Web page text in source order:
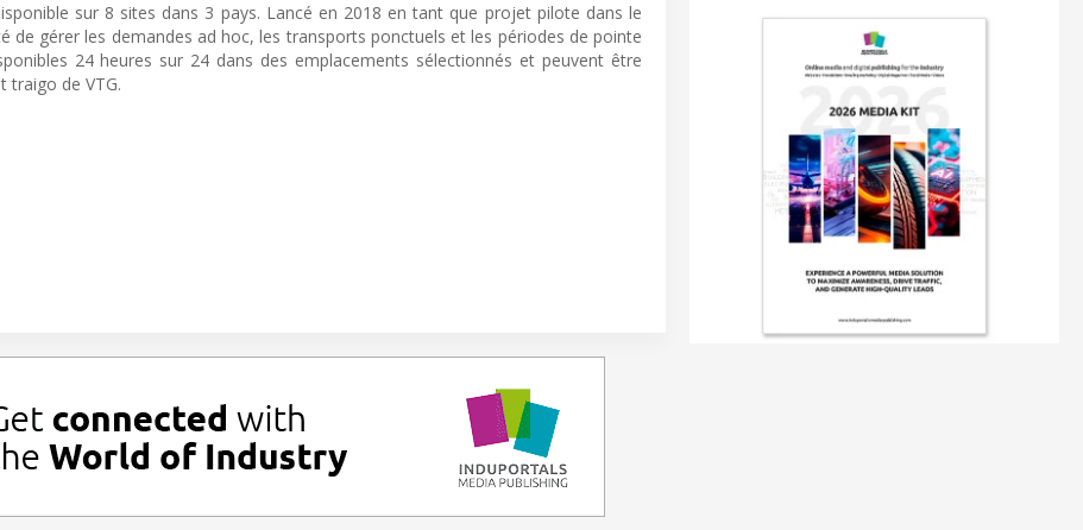
sur 8 sites dans 3 pays. Lancé en 2018 en tant que projet pilote dans le
de gérer les demandes ad hoc, les transports ponctuels et les périodes de pointe
24 heures sur 24 dans des emplacements sélectionnés et peuvent être
traigo de VTG.